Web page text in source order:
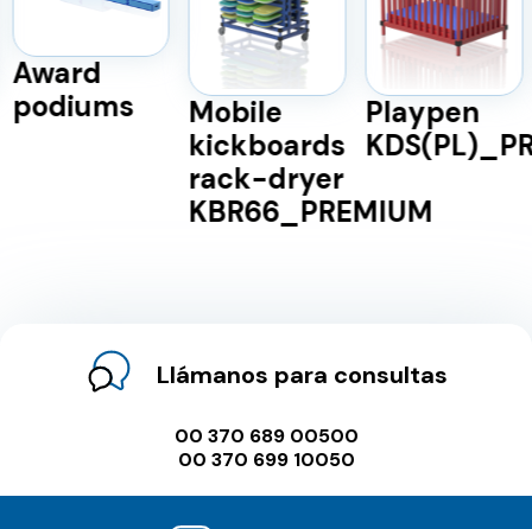
Award
podiums
Mobile
kickboards
rack-dryer
KBR66_PREMIUM
Playpen
Llámanos para consultas
00 370 689 00500
00 370 699 10050